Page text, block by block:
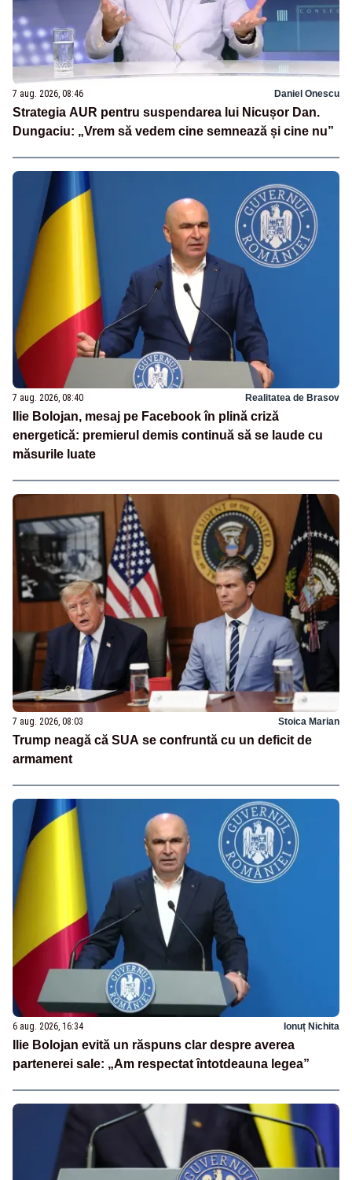
7 aug. 2026, 08:46 Daniel Onescu
Strategia AUR pentru suspendarea lui Nicușor Dan.
Dungaciu: „Vrem să vedem cine semnează și cine nu”
7 aug. 2026, 08:40 Realitatea de Brasov
Ilie Bolojan, mesaj pe Facebook în plină criză
energetică: premierul demis continuă să se laude cu
măsurile luate
7 aug. 2026, 08:03 Stoica Marian
Trump neagă că SUA se confruntă cu un deficit de
armament
6 aug. 2026, 16:34 Ionuț Nichita
Ilie Bolojan evită un răspuns clar despre averea
partenerei sale: „Am respectat întotdeauna legea”